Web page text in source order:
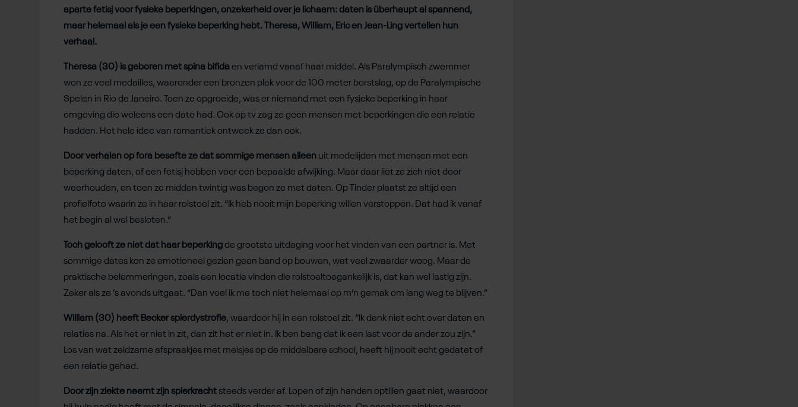
aparte fetisj voor fysieke beperkingen, onzekerheid over je lichaam: daten is überhaupt al spannend,
maar helemaal als je een fysieke beperking hebt. Theresa, William, Eric en Jean-Ling vertellen hun
verhaal.
Theresa (30) is geboren met spina bifida en verlamd vanaf haar middel. Als Paralympisch zwemmer
won ze veel medailles, waaronder een bronzen plak voor de 100 meter borstslag, op de Paralympische
Spelen in Rio de Janeiro. Toen ze opgroeide, was er niemand met een fysieke beperking in haar
omgeving die weleens een date had. Ook op tv zag ze geen mensen met beperkingen die een relatie
hadden. Het hele idee van romantiek ontweek ze dan ook.
Door verhalen op fora besefte ze dat sommige mensen alleen uit medelijden met mensen met een
beperking daten, of een fetisj hebben voor een bepaalde afwijking. Maar daar liet ze zich niet door
weerhouden, en toen ze midden twintig was begon ze met daten. Op Tinder plaatst ze altijd een
profielfoto waarin ze in haar rolstoel zit. “Ik heb nooit mijn beperking willen verstoppen. Dat had ik vanaf
het begin al wel besloten.”
Toch gelooft ze niet dat haar beperkingde grootste uitdaging voor het vinden van een partner is. Met
sommige dates kon ze emotioneel gezien geen band op bouwen, wat veel zwaarder woog. Maar de
praktische belemmeringen, zoals een locatie vinden die rolstoeltoegankelijk is, dat kan wel lastig zijn.
Zeker als ze ’s avonds uitgaat. “Dan voel ik me toch niet helemaal op m’n gemak om lang weg te blijven.”
William (30) heeft Becker spierdystrofie, waardoor hij in een rolstoel zit. “Ik denk niet echt over daten en
relaties na. Als het er niet in zit, dan zit het er niet in. Ik ben bang dat ik een last voor de ander zou zijn.”
Los van wat zeldzame afspraakjes met meisjes op de middelbare school, heeft hij nooit echt gedatet of
een relatie gehad.
Door zijn ziekte neemt zijn spierkrachtsteeds verder af. Lopen of zijn handen optillen gaat niet, waardoor